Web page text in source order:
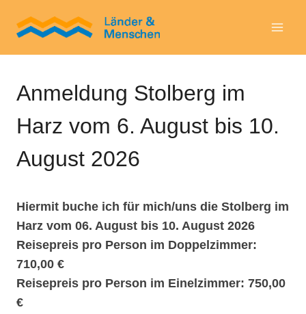
Inhalt
Anmeldung Stolberg im
Harz vom 6. August bis 10.
August 2026
Hiermit buche ich für mich/uns die Stolberg im
Harz vom 06. August bis 10. August 2026
Reisepreis pro Person im Doppelzimmer:
710,00 €
Reisepreis pro Person im Einelzimmer: 750,00
€